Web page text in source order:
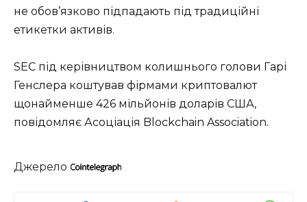
не обов’язково підпадають під традиційні
етикетки активів.
SEC під керівництвом колишнього голови Гарі
Генслера коштував фірмами криптовалют
щонайменше 426 мільйонів доларів США,
повідомляє Асоціація Blockchain Association.
Джерело